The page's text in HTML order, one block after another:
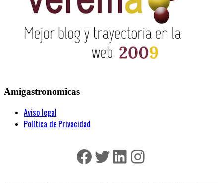
Amigastronomicas
Aviso legal
Política de Privacidad
Facebook
Twitter
LinkedIn
Instagram